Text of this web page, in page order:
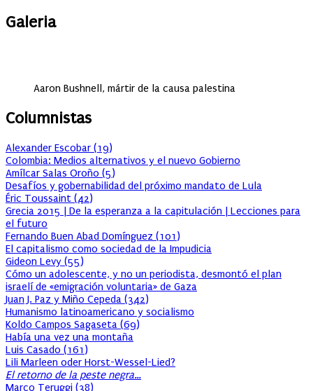
Galeria
Aaron Bushnell, mártir de la causa palestina
Columnistas
Alexander Escobar (19)
Colombia: Medios alternativos y el nuevo Gobierno
Amílcar Salas Oroño (5)
Desafíos y gobernabilidad del próximo mandato de Lula
Éric Toussaint (42)
Grecia 2015 | De la esperanza a la capitulación | Lecciones para
el futuro
Fernando Buen Abad Domínguez (101)
El capitalismo como sociedad de la Impudicia
Gideon Levy (55)
Cómo un adolescente, y no un periodista, desmontó el plan
israelí de «emigración voluntaria» de Gaza
Juan J. Paz y Miño Cepeda (342)
Humanismo latinoamericano y socialismo
Koldo Campos Sagaseta (69)
Había una vez una montaña
Luis Casado (161)
Lili Marleen oder Horst-Wessel-Lied?
El retorno de la peste negra…
Marco Teruggi (38)